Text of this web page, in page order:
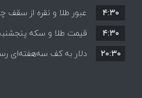
قیمت ها بر مدار افزایش
عبور طلا و نقره از سقف
۴:۳۰
قیمت طلا و سکه پنجشنبه 15
۴:۳۰
دلار به کف سه‌هفته‌ای
۲۰:۳۰